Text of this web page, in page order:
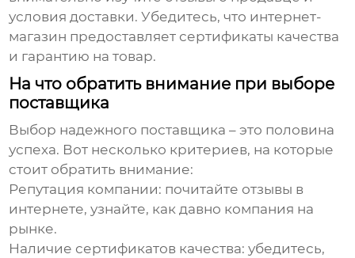
условия доставки. Убедитесь, что интернет-
магазин предоставляет сертификаты качества
и гарантию на товар.
На что обратить внимание при выборе
поставщика
Выбор надежного поставщика – это половина
успеха. Вот несколько критериев, на которые
стоит обратить внимание:
Репутация компании: почитайте отзывы в
интернете, узнайте, как давно компания на
рынке.
Наличие сертификатов качества: убедитесь,